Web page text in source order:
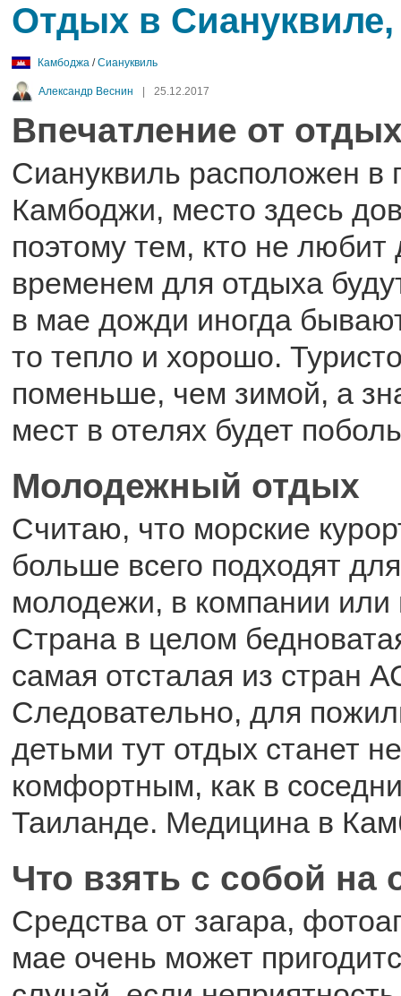
Отдых в
Камбоджа /Сиануквиль
Александр Веснин 25.12.2017
Впечатление от
Сиануквиль расположен в
Камбоджи, место здесь
поэтому тем, кто не
временем для отдыха
в мае дожди иногда
то тепло и хорошо.
поменьше, чем зимой, а
мест в отелях будет
Молодежный отдых
Считаю, что морские
больше всего подходят
молодежи, в компании или
Страна в целом
самая отсталая из стран
Следовательно, для
детьми тут отдых станет
комфортным, как в
Таиланде. Медицина в
Что взять с собой на
Средства от загара,
мае очень может